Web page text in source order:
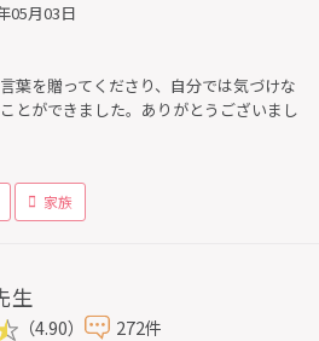
05月03日
葉を贈ってくださり、自分では気づけな
とができました。ありがとうございまし
家族
生
（4.90） 272件